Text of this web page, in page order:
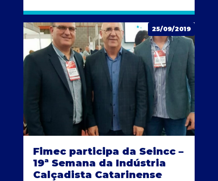
25/09/2019
Fimec participa da Seincc –
19ª Semana da Indústria
Calçadista Catarinense